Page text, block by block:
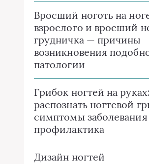
Вросший ноготь на
взрослого и вросший
грудничка — причины
возникновения
патологии
Грибок ногтей на
распознать ногтевой
симптомы
профилактика
Дизайн ногтей